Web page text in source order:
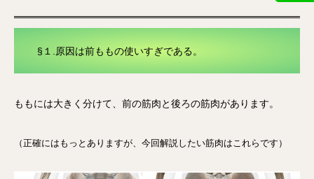
§１.原因は前ももの使いすぎである。
ももには大きく分けて、前の筋肉と後ろの筋肉があります。
（正確にはもっとありますが、今回解説したい筋肉はこれらです）